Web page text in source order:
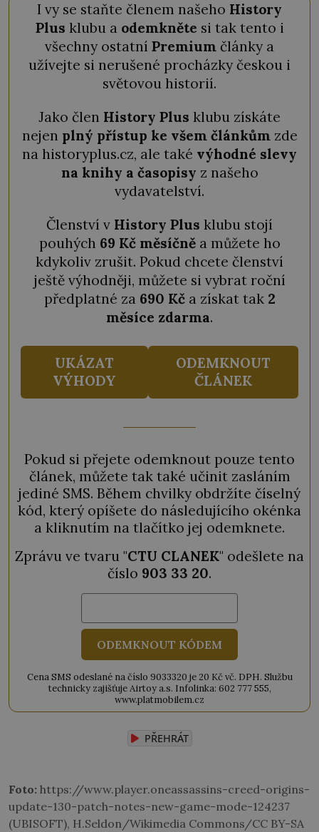
I vy se staňte členem našeho History
Plus klubu a odemkněte si tak tento i
všechny ostatní Premium články a
užívejte si nerušené procházky českou i
světovou historií.
Jako člen History Plus klubu získáte
nejen plný přístup ke všem článkůmzde
na historyplus.cz, ale také výhodné slevy
na knihy a časopisy z našeho
vydavatelství.
Členství v History Plus klubu stojí
pouhých 69 Kč měsíčněa můžete ho
kdykoliv zrušit. Pokud chcete členství
ještě výhodněji, můžete si vybrat roční
předplatné za 690 Kča získat tak 2
měsíce zdarma.
UKÁZAT
VÝHODY
ODEMKNOUT
ČLÁNEK
Pokud si přejete odemknout pouze tento
článek, můžete tak také učinit zasláním
jediné SMS. Během chvilky obdržíte číselný
kód, který opíšete do následujícího okénka
a kliknutím na tlačítko jej odemknete.
Zprávu ve tvaru "CTU CLANEK" odešlete na
číslo 903 33 20.
ODEMKNOUT KÓDEM
Cena SMS odeslané na číslo 9033320 je 20 Kč vč. DPH. Službu
technicky zajišťuje Airtoy a.s. Infolinka: 602 777 555,
www.platmobilem.cz
PŘEHRÁT
Foto: https://www.player.oneassassins-creed-origins-
update-130-patch-notes-new-game-mode-124237
(UBISOFT), H.Seldon/Wikimedia Commons/CC BY-SA